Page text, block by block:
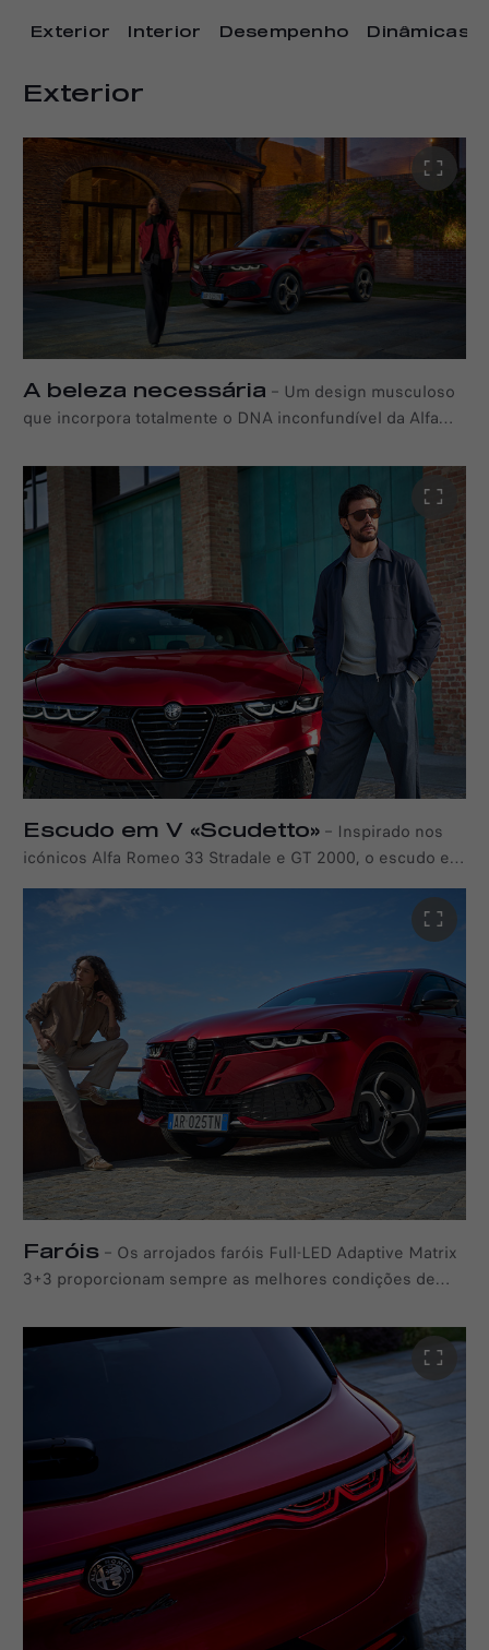
Exterior Interior Desempenho Dinâmicas
Exterior
A beleza necessária – Um design musculoso
que incorpora totalmente o DNA inconfundível da Alfa
através de proporções perfeitamente equilibradas e
detalhes de design icónicos. Cada elemento é criado
com um propósito, onde estilo e funcionalidade se
fundem na perfeição.
Escudo em V «Scudetto» – Inspirado nos
icónicos Alfa Romeo 33 Stradale e GT 2000, o escudo em
V côncavo e tridimensional "Scudetto" é combinado com
entradas de ar desportivas que conferem um caráter
Faróis – Os arrojados faróis Full-LED Adaptive Matrix
3+3 proporcionam sempre as melhores condições de
Adaptativa, que ajusta constantemente os faróis médios
com base na velocidade e nas condições de condução, e
Antideslumbrantes, que deteta automaticamente ambas
as direções do tráfego para evitar ofuscar outros
condutores.